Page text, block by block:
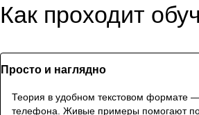
Как проходит
Просто и наглядно
Теория в удобном текстовом формате —
телефона. Живые примеры помогают